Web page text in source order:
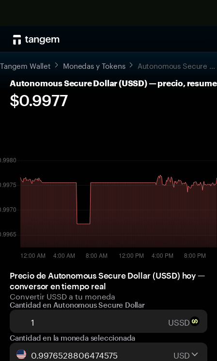
Tangem Wallet Monedas y Tokens Autonomous Secure Dollar
Autonomous Secure Dollar (USSD) — precio,
$0.9977
Precio de Autonomous Secure Dollar (USSD) hoy —
conversor en tiempo real
Convertir USSD a tu moneda
Cantidad en Autonomous Secure Dollar
USSD
Cantidad en la moneda seleccionada
USD